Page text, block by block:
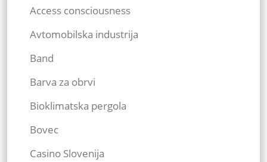
Access consciousness
Avtomobilska industrija
Band
Barva za obrvi
Bioklimatska pergola
Bovec
Casino Slovenija